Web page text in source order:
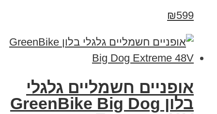
₪599
אופניים חשמליים גלגלי
בלון GreenBike Big Dog